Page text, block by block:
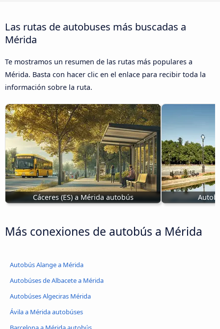
Las rutas de autobuses más buscadas a
Mérida
Te mostramos un resumen de las rutas más populares a
Mérida. Basta con hacer clic en el enlace para recibir toda la
información sobre la ruta.
Cáceres‎‎ (ES) a Mérida autobús
Más conexiones de autobús a Mérida
Autobús Alange a Mérida
Autobúses de Albacete a Mérida
Autobúses Algeciras Mérida
Ávila‎ a Mérida autobúses